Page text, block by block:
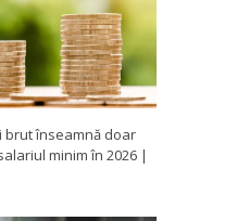
brut înseamnă doar
minim în 2026 |